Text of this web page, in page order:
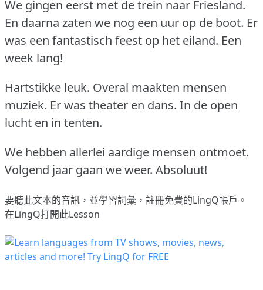
We gingen eerst met de trein naar Friesland.
En daarna zaten we nog een uur op de boot. Er
was een fantastisch feest op het eiland. Een
week lang!
Hartstikke leuk. Overal maakten mensen
muziek. Er was theater en dans. In de open
lucht en in tenten.
We hebben allerlei aardige mensen ontmoet.
Volgend jaar gaan we weer. Absoluut!
要聽此文本的音訊，並學習詞彙， 註冊免費的LingQ帳戶。
在LingQ打開此Lesson